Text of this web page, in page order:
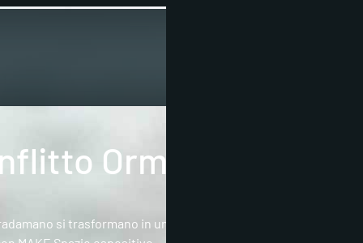
Ormonale
si trasformano in un teatro postfuturistico. Tra